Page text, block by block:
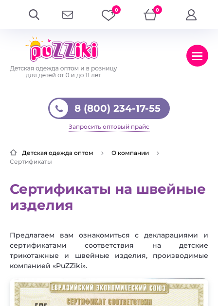
8 (800) 234-17-55
Запросить оптовый прайс
0 0
Детская одежда оптом
О компании
Сертификаты
Сертификаты на швейные
изделия
Предлагаем вам ознакомиться с декларациями и
сертификатами соответствия на детские
трикотажные и швейные изделия, производимые
компанией «PuZZiki».